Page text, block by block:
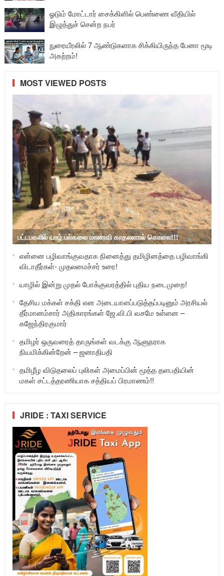
ஓடும் மோட்டார் சைக்கிளில் பெண்ணை வீதியில்
இழுத்துச் சென்ற நபர்
நுரையீரலில் 7 ஆண்டுகளாக சிக்கியிருந்த பேனா மூடி
அகற்றம்!
MOST VIEWED POSTS
பட்டபகலில் யாழ்.பல்கலை மாணவி காதலனால் கொலை!!!
என்னை பழிவாங்குவதாக நினைத்து தமிழினத்தை பழிவாங்கி
விடாதீர்கள்- முதலமைச்சர் உரை!
யாழில் இன்று முதல் போக்குவரத்தில் புதிய நடைமுறை!
தேசிய மக்கள் சக்தி என அடையாளப்படுத்தப்படினும் அரசியல்
தீர்மானம்சார் அதிகாரங்கள் ஜே.வி.பி வசமே உள்ளன –
கஜேந்திரகுமார்
தமிழர் ஒருவரைத் தாருங்கள் வடக்கு ஆளுநராக
நியமிக்கின்றேன் – ஜனாதிபதி
தமிழீழ விடுதலைப் புலிகள் அமைப்பின் மூத்த தளபதியின்
மகள் சட்டத்தரணியாக சத்தியப் பிரமாணம்!!
JRIDE : TAXI SERVICE